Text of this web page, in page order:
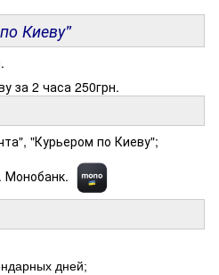
Киеву"
за 2 часа 250грн.
"Курьером по Киеву";
Монобанк.
дней;